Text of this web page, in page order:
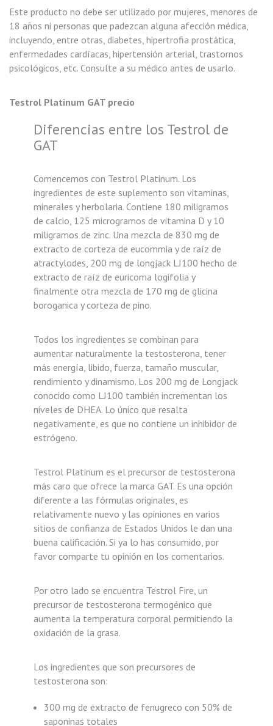
Este producto no debe ser utilizado por mujeres, menores de
18 años ni personas que padezcan alguna afección médica,
incluyendo, entre otras, diabetes, hipertrofia prostática,
enfermedades cardíacas, hipertensión arterial, trastornos
psicológicos, etc. Consulte a su médico antes de usarlo.
Testrol Platinum GAT precio
Diferencias entre los Testrol de
GAT
Comencemos con Testrol Platinum. Los
ingredientes de este suplemento son vitaminas,
minerales y herbolaria. Contiene 180 miligramos
de calcio, 125 microgramos de vitamina D y 10
miligramos de zinc. Una mezcla de 830 mg de
extracto de corteza de eucommia y de raíz de
atractylodes, 200 mg de longjack LJ100 hecho de
extracto de raíz de euricoma logifolia y
finalmente otra mezcla de 170 mg de glicina
boroganica y corteza de pino.
Todos los ingredientes se combinan para
aumentar naturalmente la testosterona, tener
más energía, libido, fuerza, tamaño muscular,
rendimiento y dinamismo. Los 200 mg de Longjack
conocido como LJ100 también incrementan los
niveles de DHEA. Lo único que resalta
negativamente, es que no contiene un inhibidor de
estrógeno.
Testrol Platinum es el precursor de testosterona
más caro que ofrece la marca GAT. Es una opción
diferente a las fórmulas originales, es
relativamente nuevo y las opiniones en varios
sitios de confianza de Estados Unidos le dan una
buena calificación. Si ya lo has consumido, por
favor comparte tu opinión en los comentarios.
Por otro lado se encuentra Testrol Fire, un
precursor de testosterona termogénico que
aumenta la temperatura corporal permitiendo la
oxidación de la grasa.
Los ingredientes que son precursores de
testosterona son:
300 mg de extracto de fenugreco con 50% de
saponinas totales